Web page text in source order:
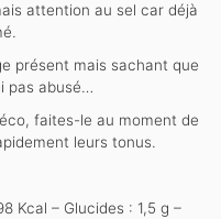
attention au sel car déjà
présent mais sachant que
pas abusé…
faites-le au moment de
leurs tonus.
Kcal – Glucides : 1,5 g –